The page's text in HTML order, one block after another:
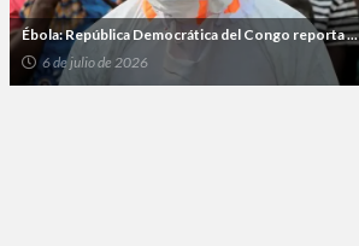
Ébola: República Democrática del Congo reporta ...
6 de julio de 2026